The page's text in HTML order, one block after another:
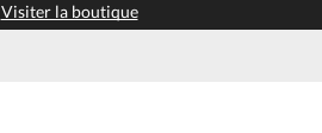
Visiter la boutique